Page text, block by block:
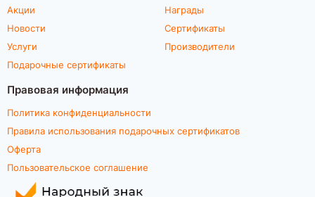
Акции
Новости
Услуги
Подарочные сертификаты
Награды
Сертификаты
Производители
Правовая информация
Политика конфиденциальности
Правила использования подарочных сертификатов
Оферта
Пользовательское соглашение